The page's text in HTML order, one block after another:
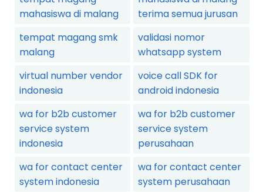
mahasiswa di malang
terima semua jurusan
tempat magang smk
malang
validasi nomor
whatsapp system
virtual number vendor
indonesia
voice call SDK for
android indonesia
wa for b2b customer
service system
indonesia
wa for b2b customer
service system
perusahaan
wa for contact center
system indonesia
wa for contact center
system perusahaan